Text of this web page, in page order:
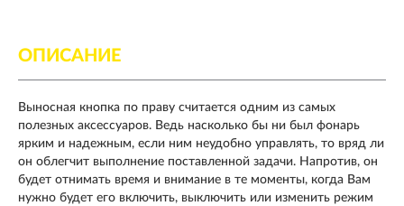
ОПИСАНИЕ
Выносная кнопка по праву считается одним из самых
полезных аксессуаров. Ведь насколько бы ни был фонарь
ярким и надежным, если ним неудобно управлять, то вряд ли
он облегчит выполнение поставленной задачи. Напротив, он
будет отнимать время и внимание в те моменты, когда Вам
нужно будет его включить, выключить или изменить режим